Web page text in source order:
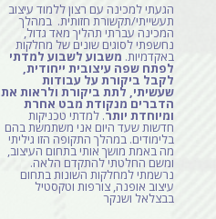
הגעתי למכינה עם רצון ללמוד עיצוב
תעשייתי/תקשורת חזותית. במהלך
המכינה עברתי תהליך מאד גדול,
נחשפתי לסוגים שונים של מחלקות
באקדמיות. משבוע לשבוע למדתי
לפתח שפה עיצובית ייחודית,
לקבל ביקורת על עבודות
שעשיתי, לתת ביקורת ולראות את
הדברים מנקודת מבט אחרת
ומיוחדת יותר. למדתי טכניקות
חדשות שעד היום אני משתמשת בהם
בלימודים. במהלך התקופה הזו גיליתי
מה באמת מושך אותי בתחום העיצוב,
ומשם החלטתי להתקדם הלאה.
נרשמתי למחלקות השונות בתחום
עיצוב אופנה, צורפות וטקסטיל
בבצלאל ושנקר